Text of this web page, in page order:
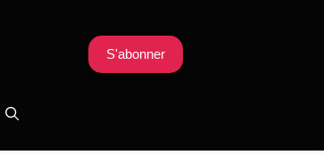
S'abonner